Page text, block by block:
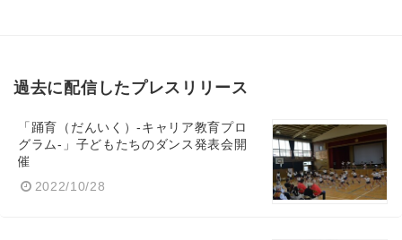
過去に配信したプレスリリース
「踊育（だんいく）-キャリア教育プロ
グラム-」子どもたちのダンス発表会開
催
2022/10/28